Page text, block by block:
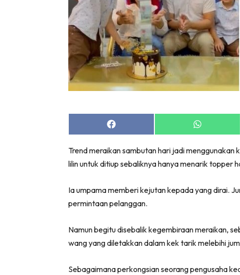
Share
on
Share
on
Trend meraikan sambutan hari jadi
lilin untuk ditiup sebaliknya hanya menarik topper
Ia umpama memberi kejutan kepada yang dirai.
permintaan pelanggan.
Namun begitu disebalik kegembiraan meraikan,
wang yang diletakkan dalam kek tarik melebihi
Sebagaimana perkongsian seorang pengusaha